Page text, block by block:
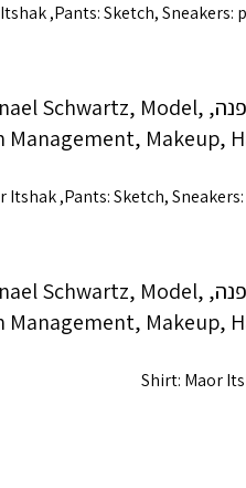
,Pants: Sketch,
Itshak ,Pants: Sketch,
Shirt: Maor